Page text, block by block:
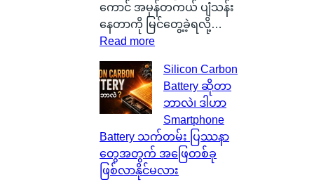
ကောင် အမှန်တကယ် ပျံသန်း
နေတာကို မြင်တွေ့ခဲ့ရလို့…
Read more:
ကေ
ာ့
တ
လ
န်
နို
င်
Silicon Carbon
Battery ဆိုတာ
ဘာလဲ၊ ဒါဟာ
Smartphone
Battery သက်တမ်း ပြဿနာ
တွေအတွက် အဖြေတစ်ခု
ဖြစ်လာနိုင်မလား